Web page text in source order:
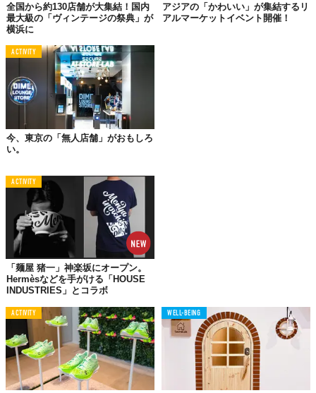
全国から約130店舗が大集結！国内
最大級の「ヴィンテージの祭典」が
横浜に
アジアの「かわいい」が集結するリ
アルマーケットイベント開催！
ACTIVITY
今、東京の「無人店舗」がおもしろ
い。
ACTIVITY
「麺屋 猪一」神楽坂にオープン。
Hermèsなどを手がける「HOUSE
INDUSTRIES」とコラボ
ACTIVITY WELL-BEING